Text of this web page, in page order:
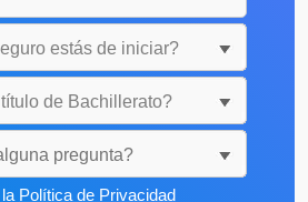
pregunta?
Política de Privacidad